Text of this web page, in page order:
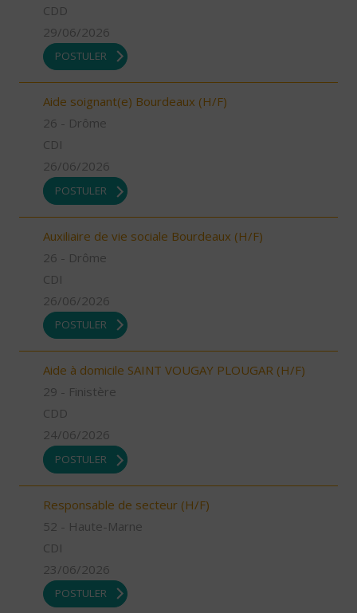
CDD
29/06/2026
POSTULER
Aide soignant(e) Bourdeaux (H/F)
26 - Drôme
CDI
26/06/2026
POSTULER
Auxiliaire de vie sociale Bourdeaux (H/F)
26 - Drôme
CDI
26/06/2026
POSTULER
Aide à domicile SAINT VOUGAY PLOUGAR (H/F)
29 - Finistère
CDD
24/06/2026
POSTULER
Responsable de secteur (H/F)
52 - Haute-Marne
CDI
23/06/2026
POSTULER